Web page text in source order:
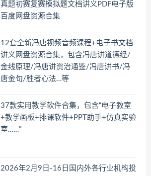
真题初赛复赛模拟题文档讲义PDF电子版
百度网盘资源合集
12套全新冯唐视频音频课程+电子书文档
讲义网盘资源合集，包含冯唐讲道德经/
金线原理/冯唐讲资治通鉴/冯唐讲书/冯
唐金句/胜者心法…等
37款实用教学软件合集，包含“电子教室
+教学画板+排课软件+PPT助手+仿真实验
室……”
2026年2月9日-16日国内外各行业机构投